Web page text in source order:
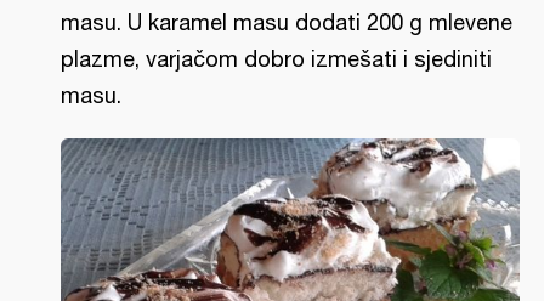
masu. U karamel masu dodati 200 g mlevene
plazme, varjačom dobro izmešati i sjediniti
masu.